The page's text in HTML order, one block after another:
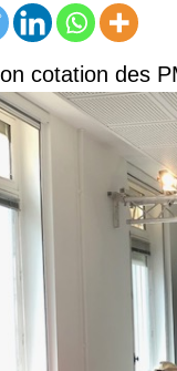
cotation des